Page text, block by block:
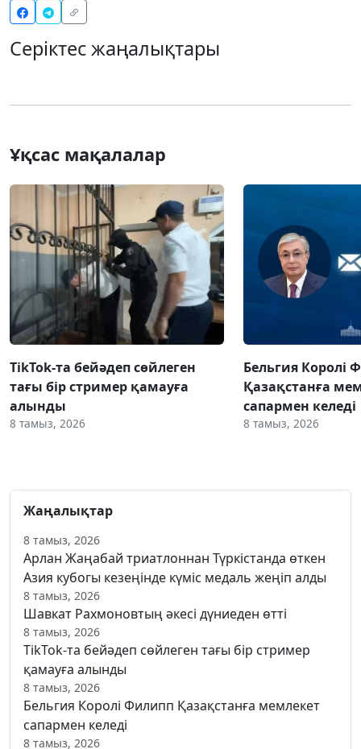
Серіктес жаңалықтары
Ұқсас мақалалар
TikTok-та бейәдеп сөйлеген
тағы бір стример қамауға
алынды
8 тамыз, 2026
Бельгия Королі
Қазақстанға
сапармен келеді
8 тамыз, 2026
Жаңалықтар
8 тамыз, 2026
Арлан Жаңабай триатлоннан Түркістанда өткен
Азия кубогы кезеңінде күміс медаль жеңіп алды
8 тамыз, 2026
Шавкат Рахмоновтың әкесі дүниеден өтті
8 тамыз, 2026
TikTok-та бейәдеп сөйлеген тағы бір стример
қамауға алынды
8 тамыз, 2026
Бельгия Королі Филипп Қазақстанға мемлекет
сапармен келеді
8 тамыз, 2026